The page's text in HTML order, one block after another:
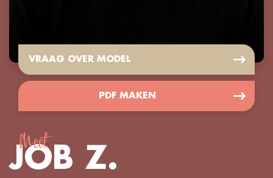
VRAAG OVER MODEL
PDF MAKEN
Meet
JOB Z.